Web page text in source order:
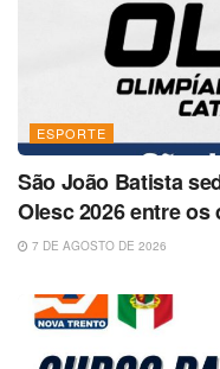
ESPORTE
São João Batista
Olesc 2026 entre os
7 DE AGOSTO DE 2026